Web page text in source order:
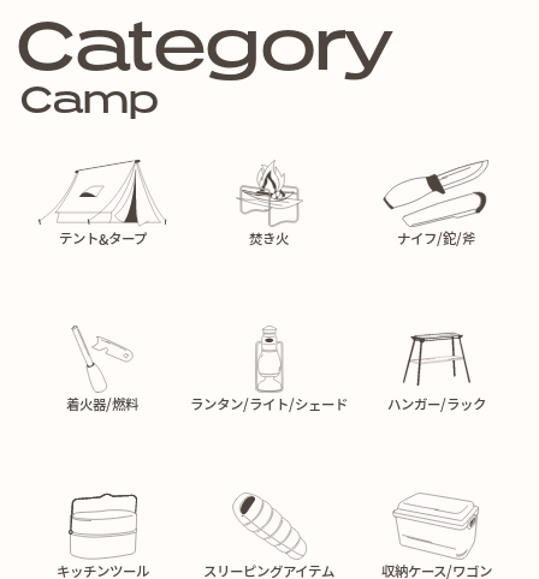
Category
Camp
テント&タープ 焚き火 ナイフ/鉈/斧
着火器/燃料 ランタン/ライト/シェード ハンガー/ラック
キッチンツール スリーピングアイテム 収納ケース/ワゴン